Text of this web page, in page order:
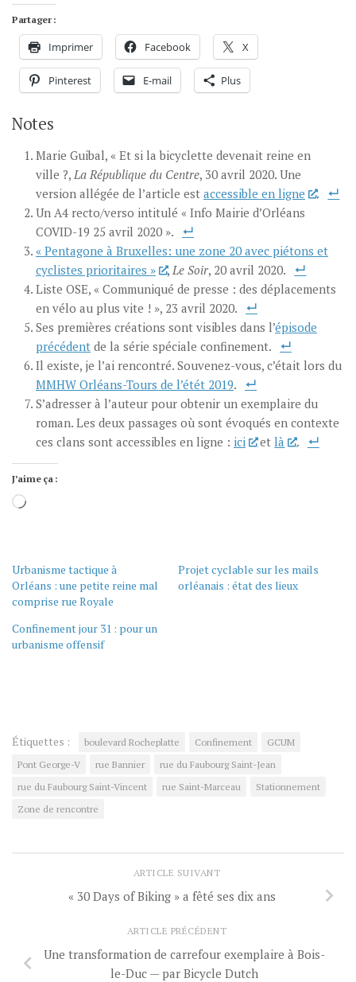
Partager :
Imprimer Facebook X
Pinterest E-mail Plus
Notes
Marie Guibal, « Et si la bicyclette devenait reine en
ville ?, La République du Centre, 30 avril 2020. Une
version allégée de l’article est accessible en ligne
.
Un A4 recto/verso intitulé « Info Mairie d’Orléans
COVID-19 25 avril 2020 ».
« Pentagone à Bruxelles: une zone 20 avec piétons et
cyclistes prioritaires »
,Le Soir, 20 avril 2020.
Liste OSE, « Communiqué de presse : des déplacements
en vélo au plus vite ! », 23 avril 2020.
Ses premières créations sont visibles dans l’épisode
précédent de la série spéciale confinement.
Il existe, je l’ai rencontré. Souvenez-vous, c’était lors du
MMHW Orléans-Tours de l’étét 2019.
S’adresser à l’auteur pour obtenir un exemplaire du
roman. Les deux passages où sont évoqués en contexte
ces clans sont accessibles en ligne : ici etlà .
J’aime ça :
Chargement…
Urbanisme tactique à
Orléans : une petite reine mal
comprise rue Royale
Projet cyclable sur les mails
orléanais : état des lieux
Confinement jour 31 : pour un
urbanisme offensif
Étiquettes : boulevard Rocheplatte Confinement
GCUM
Pont George-V
rue Bannier
rue du Faubourg Saint-Jean
rue du Faubourg Saint-Vincent
rue Saint-Marceau
Stationnement
Zone de rencontre
ARTICLE SUIVANT
« 30 Days of Biking » a fêté ses dix ans
ARTICLE PRÉCÉDENT
Une transformation de carrefour exemplaire à Bois-
le-Duc — par Bicycle Dutch